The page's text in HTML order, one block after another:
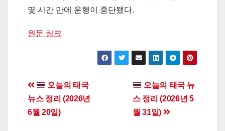
몇 시간 만에 운행이 중단됐다.
원문 링크
Post
navigation
오늘의 태국 뉴
스 정리 (2026년 5
월 31일)
오늘의 태국
뉴스 정리 (2026년
6월 20일)